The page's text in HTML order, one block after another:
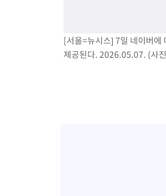
[서울=뉴시스] 7일 네이버에
제공된다. 2026.05.07. (사